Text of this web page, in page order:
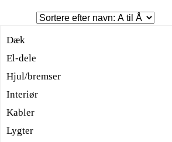
Dæk
El-dele
Hjul/bremser
Interiør
Kabler
Lygter